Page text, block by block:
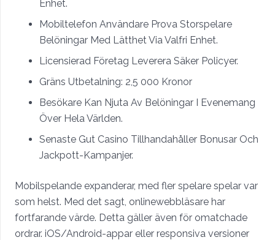
Enhet.
Mobiltelefon Användare Prova Storspelare
Belöningar Med Lätthet Via Valfri Enhet.
Licensierad Företag Leverera Säker Policyer.
Gräns Utbetalning: 2,5 000 Kronor
Besökare Kan Njuta Av Belöningar I Evenemang
Över Hela Världen.
Senaste Gut Casino Tillhandahåller Bonusar Och
Jackpott-Kampanjer.
Mobilspelande expanderar, med fler spelare spelar var
som helst. Med det sagt, onlinewebbläsare har
fortfarande värde. Detta gäller även för omatchade
ordrar. iOS/Android-appar eller responsiva versioner